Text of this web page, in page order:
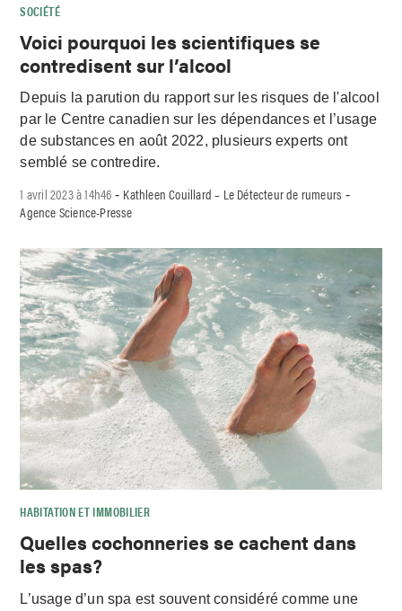
SOCIÉTÉ
Voici pourquoi les scientifiques se
contredisent sur l’alcool
Depuis la parution du rapport sur les risques de l'alcool
par le Centre canadien sur les dépendances et l’usage
de substances en août 2022, plusieurs experts ont
semblé se contredire.
1 avril 2023 à 14h46 - Kathleen Couillard – Le Détecteur de rumeurs -
Agence Science-Presse
HABITATION ET IMMOBILIER
Quelles cochonneries se cachent dans
les spas?
L’usage d’un spa est souvent considéré comme une